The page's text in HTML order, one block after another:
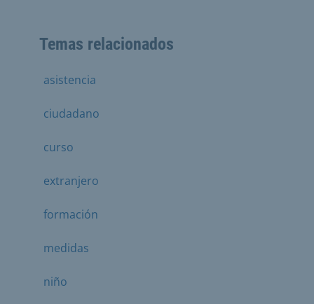
Temas relacionados
asistencia
ciudadano
curso
extranjero
formación
medidas
niño